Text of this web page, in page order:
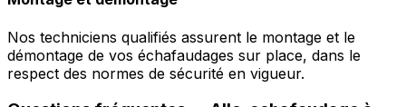
Nos techniciens qualifiés assurent le montage et le
démontage de vos échafaudages sur place, dans le
respect des normes de sécurité en vigueur.